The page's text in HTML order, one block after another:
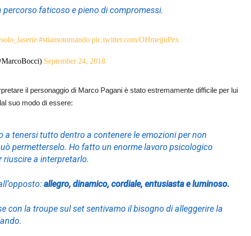
percorso faticoso e pieno di compromessi.
#stiamotornando pic.twitter.com/OHmejjuPex
September 24, 2018
il personaggio di Marco Pagani è stato estremamente difficile per lui
suo modo di essere:
a tenersi tutto dentro a contenere le emozioni per non
permetterselo. Ho fatto un enorme lavoro psicologico
riuscire a interpretarlo.
allegro, dinamico, cordiale, entusiasta e luminoso.
con la troupe sul set sentivamo il bisogno di alleggerire la